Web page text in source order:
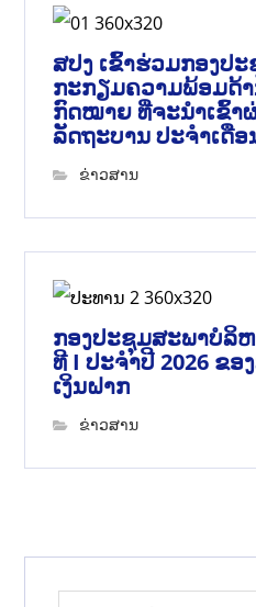
ສປງ ເຂົ້າຮ່ວມກອງປ
ກະກຽມຄວາມພ້ອມດ້າ
ກົດໝາຍ ທີ່ຈະນໍາເຂົ້າ
ລັດຖະບານ ປະຈໍາເດືອ
ຂ່າວສານ
ກອງປະຊຸມສະພາບໍລິ
ທີ I ປະຈຳປີ 2026 ຂອ
ເງິນຝາກ
ຂ່າວສານ